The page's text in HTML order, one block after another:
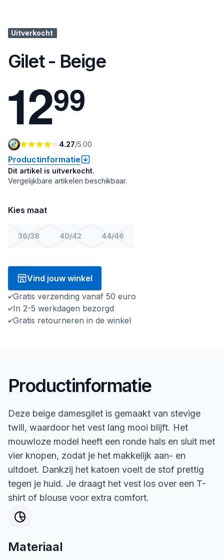
Uitverkocht
Gilet - Beige
1299
4.27/5.00
Productinformatie
Dit artikel is uitverkocht.
Vergelijkbare artikelen beschikbaar.
Kies maat
36/38 40/42 44/46
Vind jouw winkel
Gratis verzending vanaf 50 euro
In 2-5 werkdagen bezorgd
Gratis retourneren in de winkel
Productinformatie
Deze beige damesgilet is gemaakt van stevige
twill, waardoor het vest lang mooi blijft. Het
mouwloze model heeft een ronde hals en sluit met
vier knopen, zodat je het makkelijk aan- en
uitdoet. Dankzij het katoen voelt de stof prettig
tegen je huid. Je draagt het vest los over een T-
shirt of blouse voor extra comfort.
Materiaal